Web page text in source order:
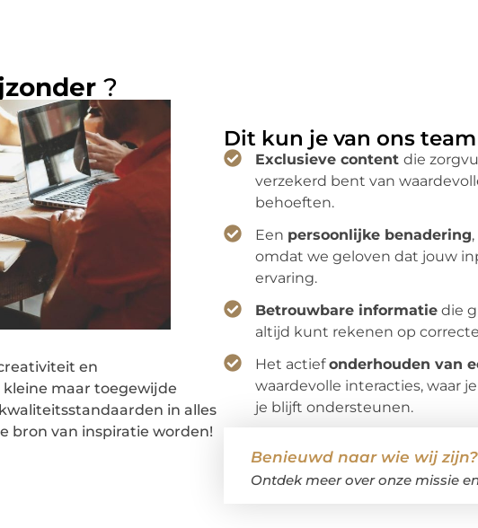
?
en
maar toegewijde
in alles
bron van inspiratie worden!
Dit kun je van ons
Exclusieve content die
verzekerd bent van
behoeften.
Een persoonlijke benadering
omdat we geloven dat jouw
ervaring.
Betrouwbare informatiedie
altijd kunt rekenen op
Het actiefonderhouden van
waardevolle interacties, waar
je blijft ondersteunen.
Benieuwd naar wie wij zijn?
Ontdek meer over onze missie